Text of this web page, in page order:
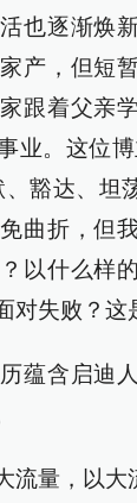
也逐渐焕
产，但短
跟着父亲
业。这位
、豁达、坦
曲折，但
以什么样
对失败？这
蕴含启迪
流量，以大